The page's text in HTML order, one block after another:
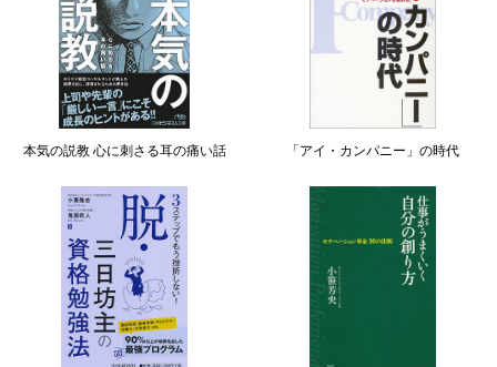
本気の説教 心に刺さる耳の痛い話 「アイ・カンパニー」の時代